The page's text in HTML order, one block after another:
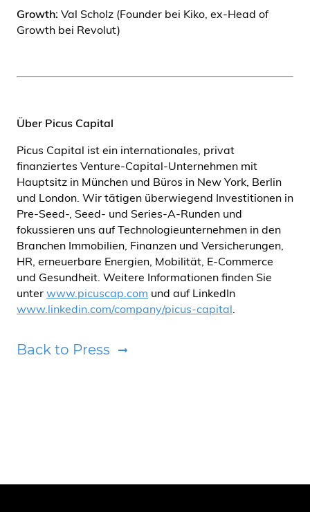
Growth: Val Scholz (Founder bei Kiko, ex-Head of
Growth bei Revolut)
Über Picus Capital
Picus Capital ist ein internationales, privat
finanziertes Venture-Capital-Unternehmen mit
Hauptsitz in München und Büros in New York, Berlin
und London. Wir tätigen überwiegend Investitionen in
Pre-Seed-, Seed- und Series-A-Runden und
fokussieren uns auf Technologieunternehmen in den
Branchen Immobilien, Finanzen und Versicherungen,
HR, erneuerbare Energien, Mobilität, E-Commerce
und Gesundheit. Weitere Informationen finden Sie
unter www.picuscap.com und auf LinkedIn
www.linkedin.com/company/picus-capital.
Back to Press